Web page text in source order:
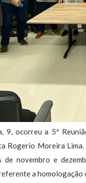
9, ocorreu a 5ª
Rogerio Moreira
de novembro e
a